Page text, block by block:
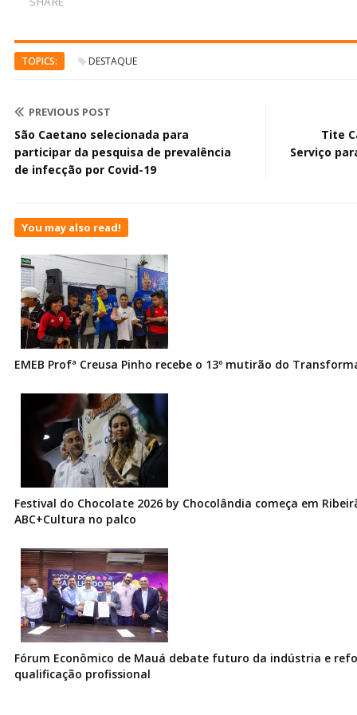
TOPICS: DESTAQUE
PREVIOUS POST
São Caetano selecionada para
participar da pesquisa de prevalência
de infecção por Covid-19
Tite
Serviço
You may also read!
EMEB Profª Creusa Pinho recebe o 13º mutirão do
Festival do Chocolate 2026 by Chocolândia começa em
ABC+Cultura no palco
Fórum Econômico de Mauá debate futuro da indústria e
qualificação profissional